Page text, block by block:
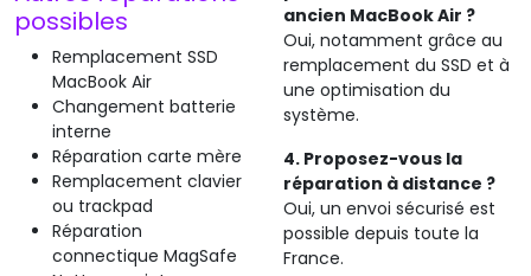
possibles
Remplacement SSD
MacBook Air
Changement batterie
interne
Réparation carte mère
Remplacement clavier
ou trackpad
Réparation
connectique MagSafe
ancien MacBook Air ?
Oui, notamment grâce au
remplacement du SSD et à
une optimisation du
système.
4. Proposez-vous la
réparation à distance ?
Oui, un envoi sécurisé est
possible depuis toute la
France.